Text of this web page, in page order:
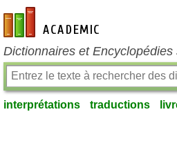
fr-academic.com
Dictionnaires et Encyclopédies
interprétations traductions